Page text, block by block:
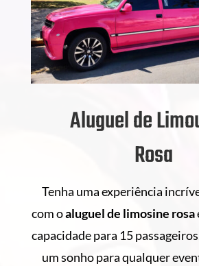
Aluguel de
Rosa
Tenha uma experiência
com oaluguel de limosine rosa
capacidade para 15
um sonho para qualquer